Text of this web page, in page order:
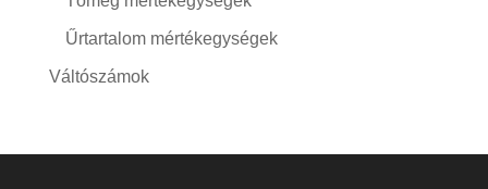
Űrtartalom mértékegységek
Váltószámok